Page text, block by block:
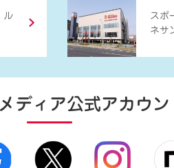
ル
スポ
ネサ
ディア公式アカウン